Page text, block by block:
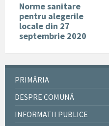
Norme sanitare
pentru alegerile
locale din 27
septembrie 2020
PRIMĂRIA
DESPRE COMUNĂ
INFORMATII PUBLICE